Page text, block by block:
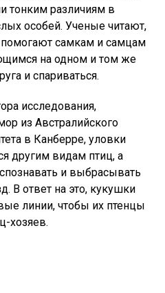
тонким различиям в
особей. Ученые читают,
помогают самкам и самцам
на одном и том же
и спариваться.
исследования,
из Австралийского
в Канберре, уловки
другим видам птиц, а
и выбрасывать
В ответ на это, кукушки
линии, чтобы их птенцы
хозяев.